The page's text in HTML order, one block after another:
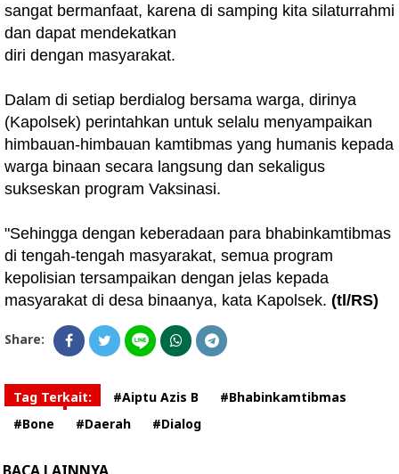
sangat bermanfaat, karena di samping kita silaturrahmi
dan dapat mendekatkan
diri dengan masyarakat.
Dalam di setiap berdialog bersama warga, dirinya
(Kapolsek) perintahkan untuk selalu menyampaikan
himbauan-himbauan kamtibmas yang humanis kepada
warga binaan secara langsung dan sekaligus
sukseskan program Vaksinasi.
"Sehingga dengan keberadaan para bhabinkamtibmas
di tengah-tengah masyarakat, semua program
kepolisian tersampaikan dengan jelas kepada
masyarakat di desa binaanya, kata Kapolsek. (tl/RS)
Share:
Tag Terkait: #Aiptu Azis B
#Bhabinkamtibmas
#Bone
#Daerah #Dialog